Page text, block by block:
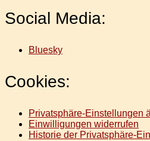
Social Media:
Bluesky
Cookies:
Privatsphäre-Einstellungen
Einwilligungen widerrufen
Historie der Privatsphäre-